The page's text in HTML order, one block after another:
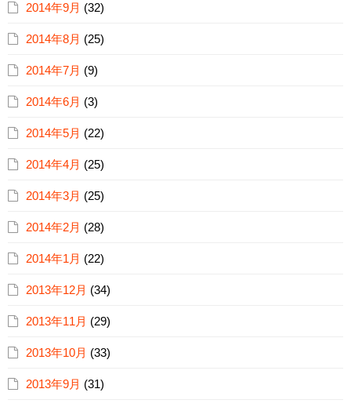
2014年9月 (32)
2014年8月 (25)
2014年7月 (9)
2014年6月 (3)
2014年5月 (22)
2014年4月 (25)
2014年3月 (25)
2014年2月 (28)
2014年1月 (22)
2013年12月 (34)
2013年11月 (29)
2013年10月 (33)
2013年9月 (31)